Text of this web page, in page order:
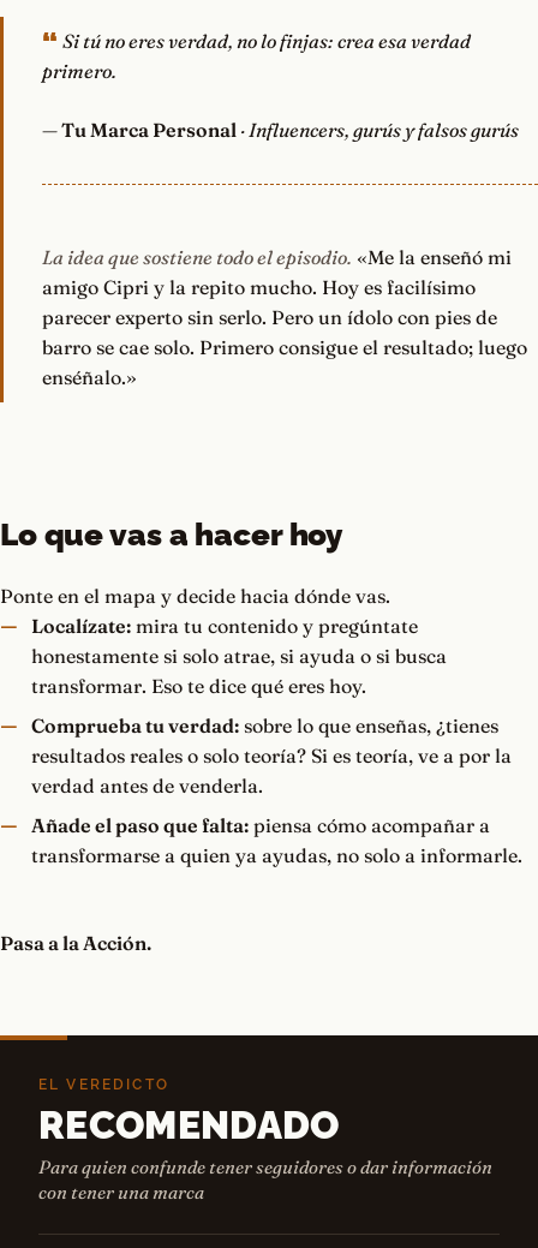
Si tú no eres verdad, no lo finjas: crea esa verdad
primero.
—Tu Marca Personal · Influencers, gurús y falsos gurús
La idea que sostiene todo el episodio. «Me la enseñó mi
amigo Cipri y la repito mucho. Hoy es facilísimo
parecer experto sin serlo. Pero un ídolo con pies de
barro se cae solo. Primero consigue el resultado; luego
enséñalo.»
Lo que vas a hacer hoy
Ponte en el mapa y decide hacia dónde vas.
Localízate:mira tu contenido y pregúntate
honestamente si solo atrae, si ayuda o si busca
transformar. Eso te dice qué eres hoy.
Comprueba tu verdad:sobre lo que enseñas, ¿tienes
resultados reales o solo teoría? Si es teoría, ve a por la
verdad antes de venderla.
Añade el paso que falta:piensa cómo acompañar a
transformarse a quien ya ayudas, no solo a informarle.
Pasa a la Acción.
EL VEREDICTO
RECOMENDADO
Para quien confunde tener seguidores o dar información
con tener una marca